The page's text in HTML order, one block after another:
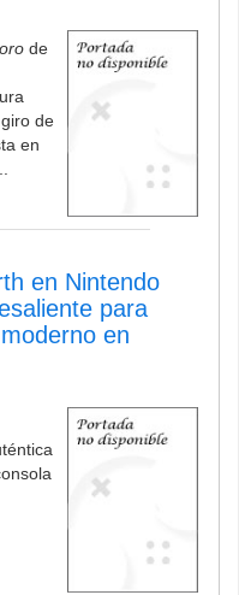
de
de
en
en Nintendo
para
en